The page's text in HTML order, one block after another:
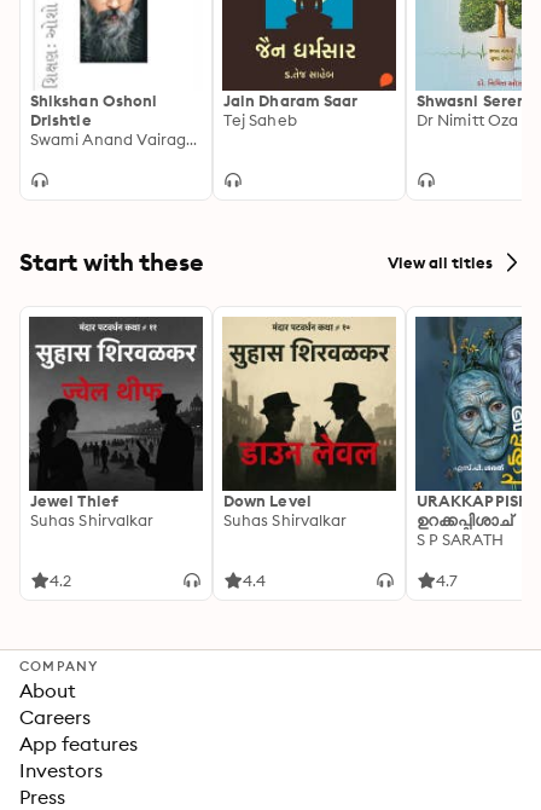
Shikshan Oshoni
Drishtie
Swami Anand Vairagya
Jain Dharam Saar
Tej Saheb
Shwasni
Dr Nimitt Oza
Start with these View all titles
Jewel Thief
Suhas Shirvalkar
4.2
Down Level
Suhas Shirvalkar
4.4
ഉറക്കപ്പിശാച്
S P SARATH
4.7
COMPANY
About
Careers
App features
Investors
Press